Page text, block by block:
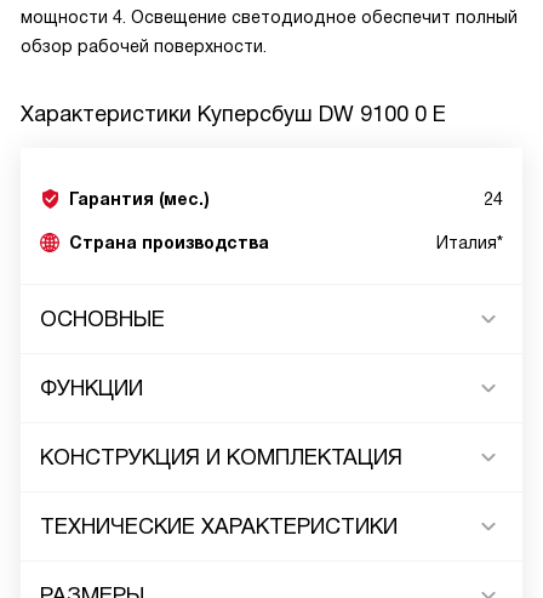
мощности 4. Освещение светодиодное обеспечит полный
обзор рабочей поверхности.
Характеристики Куперсбуш DW 9100 0 E
Гарантия (мес.) 24
Страна производства Италия*
ОСНОВНЫЕ
ФУНКЦИИ
КОНСТРУКЦИЯ И КОМПЛЕКТАЦИЯ
ТЕХНИЧЕСКИЕ ХАРАКТЕРИСТИКИ